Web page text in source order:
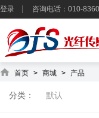
登录 咨询电话：010-
首页 > 商城 > 产品
分类： 默认